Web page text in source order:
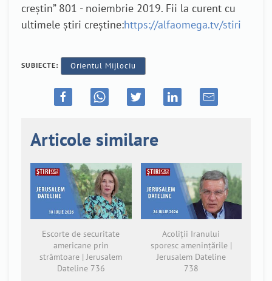
creștin” 801 - noiembrie 2019. Fii la curent cu
ultimele știri creștine:https://alfaomega.tv/stiri
SUBIECTE: Orientul Mijlociu
Articole similare
Escorte de securitate
americane prin
strâmtoare | Jerusalem
Dateline 736
Acoliții Iranului
sporesc amenințările |
Jerusalem Dateline
738